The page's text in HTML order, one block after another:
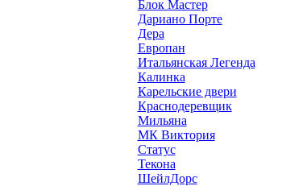
Блок Мастер
Дариано Порте
Дера
Европан
Итальянская Легенда
Калинка
Карельские двери
Краснодеревщик
Мильяна
МК Виктория
Статус
Текона
ШейлДорс